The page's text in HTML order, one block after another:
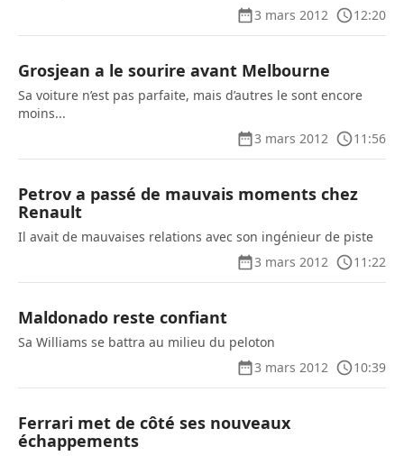
3 mars 2012
12:20
Grosjean a le sourire avant Melbourne
Sa voiture n’est pas parfaite, mais d’autres le sont encore
moins...
3 mars 2012
11:56
Petrov a passé de mauvais moments chez
Renault
Il avait de mauvaises relations avec son ingénieur de piste
3 mars 2012
11:22
Maldonado reste confiant
Sa Williams se battra au milieu du peloton
3 mars 2012
10:39
Ferrari met de côté ses nouveaux
échappements